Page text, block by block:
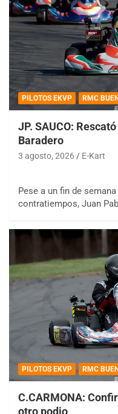
PILOTOS EKVP RMC
JP. SAUCO:
Baradero
3 agosto, 2026 E-Kart
Pese a un fin de
contratiempos, Juan
PILOTOS EKVP RMC
C.CARMONA:
otro podio